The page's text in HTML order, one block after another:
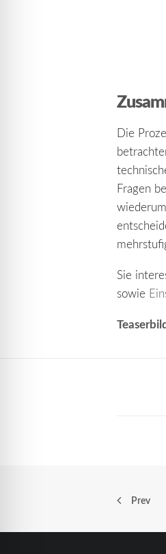
Die
Fragen
Sie
sowie
Prev